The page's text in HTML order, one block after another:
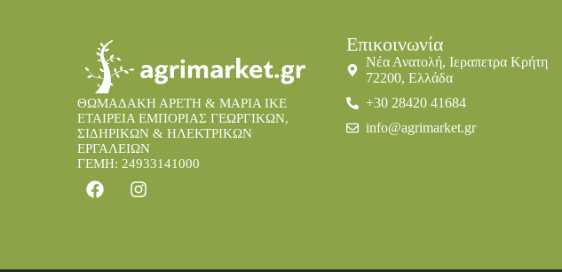
ΘΩΜΑΔΑΚΗ ΑΡΕΤΗ & ΜΑΡΙΑ IKE
ΕΤΑΙΡΕΙΑ ΕΜΠΟΡΙΑΣ ΓΕΩΡΓΙΚΩΝ,
ΣΙΔΗΡΙΚΩΝ & ΗΛΕΚΤΡΙΚΩΝ
ΕΡΓΑΛΕΙΩΝ
ΓΕΜΗ: 24933141000
Επικοινωνία
Νέα Ανατολή, Ιεραπετρα Κρήτη
72200, Ελλάδα
+30 28420 41684
info@agrimarket.gr